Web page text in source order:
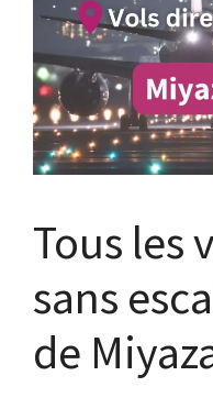
Tous les
sans
de